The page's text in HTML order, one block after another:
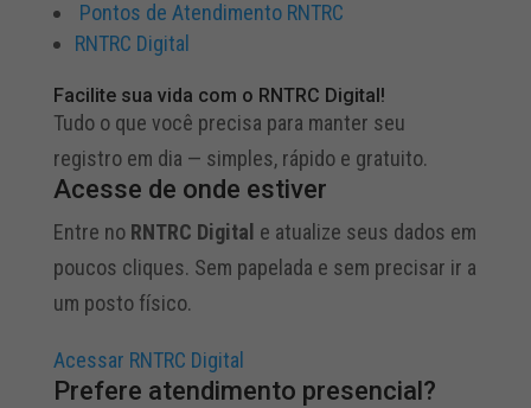
Pontos de Atendimento RNTRC
RNTRC Digital
Facilite sua vida com o RNTRC Digital!
Tudo o que você precisa para manter seu
registro em dia — simples, rápido e gratuito.
Acesse de onde estiver
Entre no RNTRC Digital e atualize seus dados em
poucos cliques. Sem papelada e sem precisar ir a
um posto físico.
Acessar RNTRC Digital
Prefere atendimento presencial?